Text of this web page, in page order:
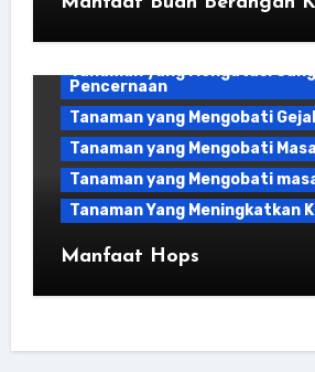
Bahan Kuliner
Tanaman yang Mengatasi
Pencernaan
Tanaman yang Mengobati
Tanaman yang Mengobati
Tanaman yang Mengobati
Tanaman Yang Meningkatkan
Manfaat Hops